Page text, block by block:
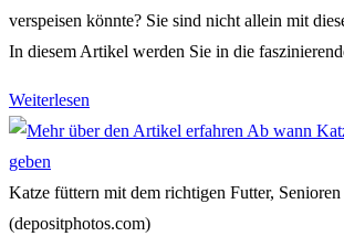
verspeisen könnte? Sie sind nicht allein mit
In diesem Artikel werden Sie in die
Weiterlesen
Katzen
Katze füttern mit dem richtigen Futter,
(depositphotos.com)